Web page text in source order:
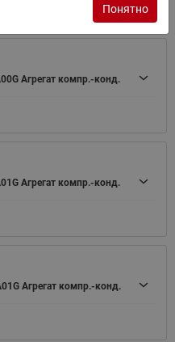
Агрегат компр.-конд.
Агрегат компр.-конд.
Агрегат компр.-конд.
Понятно